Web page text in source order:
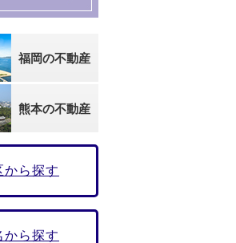
福岡の不動産
熊本の不動産
から探す
から探す